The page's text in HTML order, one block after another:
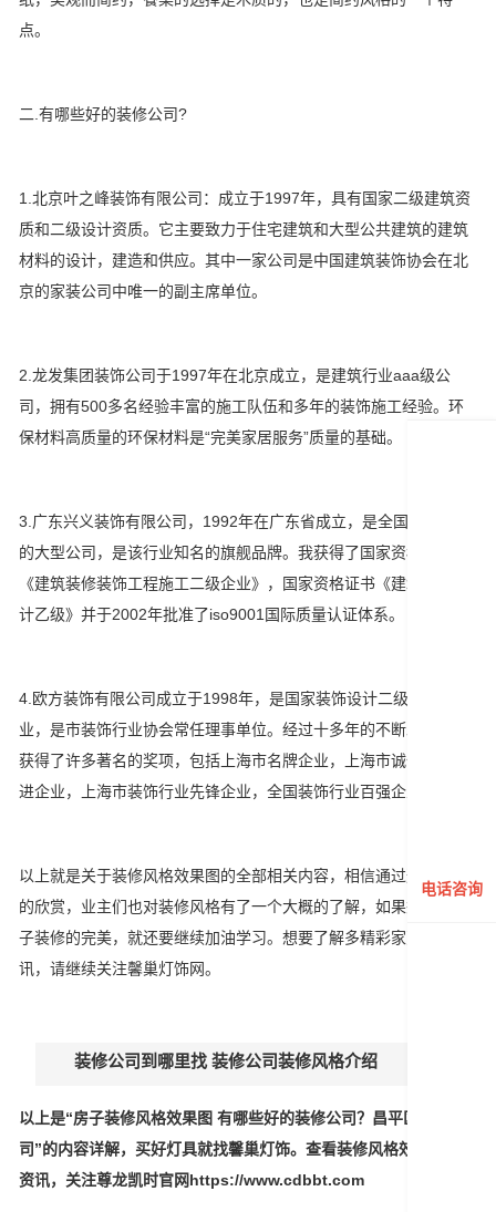
点。
二.有哪些好的装修公司?
1.北京叶之峰装饰有限公司：成立于1997年，具有国家二级建筑资
质和二级设计资质。它主要致力于住宅建筑和大型公共建筑的建筑
材料的设计，建造和供应。其中一家公司是中国建筑装饰协会在北
京的家装公司中唯一的副主席单位。
2.龙发集团装饰公司于1997年在北京成立，是建筑行业aaa级公
司，拥有500多名经验丰富的施工队伍和多年的装饰施工经验。环
保材料高质量的环保材料是“完美家居服务”质量的基础。
3.广东兴义装饰有限公司，1992年在广东省成立，是全国装饰行业
的大型公司，是该行业知名的旗舰品牌。我获得了国家资格证书
《建筑装修装饰工程施工二级企业》，国家资格证书《建筑装饰设
计乙级》并于2002年批准了iso9001国际质量认证体系。
4.欧方装饰有限公司成立于1998年，是国家装饰设计二级资质企
业，是市装饰行业协会常任理事单位。经过十多年的不断发展，他
获得了许多著名的奖项，包括上海市名牌企业，上海市诚信服务先
进企业，上海市装饰行业先锋企业，全国装饰行业百强企业。
以上就是关于装修风格效果图的全部相关内容，相信通过这些图片
的欣赏，业主们也对装修风格有了一个大概的了解，如果想要把房
子装修的完美，就还要继续加油学习。想要了解多精彩家更装资
讯，请继续关注馨巢灯饰网。
装修公司到哪里找 装修公司装修风格介绍
以上是“房子装修风格效果图 有哪些好的装修公司？昌平区装饰公
司”的内容详解，买好灯具就找馨巢灯饰。查看装修风格效果图最新
资讯，关注尊龙凯时官网https://www.cdbbt.com
电话咨询